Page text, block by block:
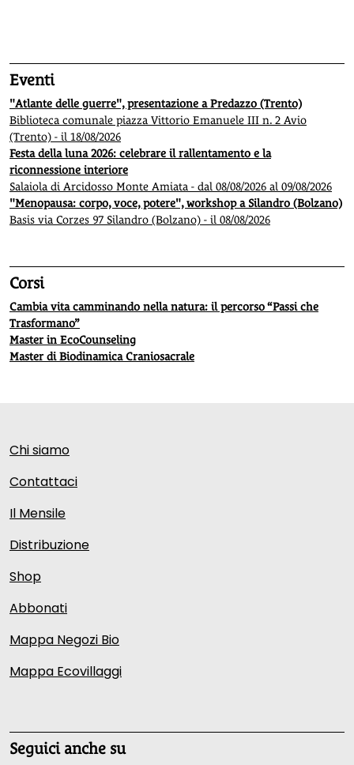
Eventi
"Atlante delle guerre", presentazione a Predazzo (Trento)
Biblioteca comunale piazza Vittorio Emanuele III n. 2 Avio
(Trento) - il 18/08/2026
Festa della luna 2026: celebrare il rallentamento e la
riconnessione interiore
Salaiola di Arcidosso Monte Amiata - dal 08/08/2026 al 09/08/2026
"Menopausa: corpo, voce, potere", workshop a Silandro (Bolzano)
Basis via Corzes 97 Silandro (Bolzano) - il 08/08/2026
Corsi
Cambia vita camminando nella natura: il percorso “Passi che
Trasformano”
Master in EcoCounseling
Master di Biodinamica Craniosacrale
Chi siamo
Contattaci
Il Mensile
Distribuzione
Shop
Abbonati
Mappa Negozi Bio
Mappa Ecovillaggi
Seguici anche su